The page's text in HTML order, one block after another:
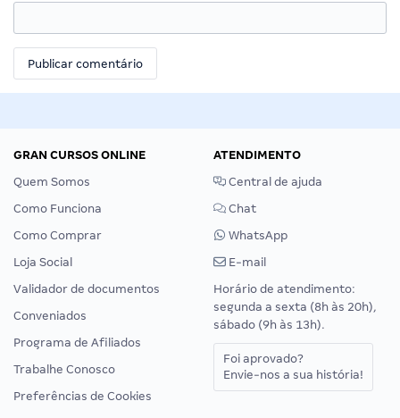
GRAN CURSOS ONLINE
Quem Somos
Como Funciona
Como Comprar
Loja Social
Validador de documentos
Conveniados
Programa de Afiliados
Trabalhe Conosco
Preferências de Cookies
ATENDIMENTO
Central de ajuda
Chat
WhatsApp
E-mail
Horário de atendimento:
segunda a sexta (8h às 20h),
sábado (9h às 13h).
Foi aprovado?
Envie-nos a sua história!